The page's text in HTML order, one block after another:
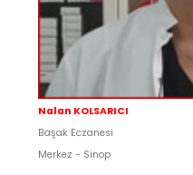
Nalan KOLSARICI
Başak Eczanesi
Merkez - Sinop